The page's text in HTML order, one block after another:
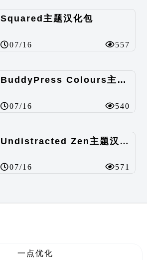
Squared主题汉化包
07/16 557
BuddyPress Colours主题汉化包
07/16 540
Undistracted Zen主题汉化包
07/16 571
一点优化